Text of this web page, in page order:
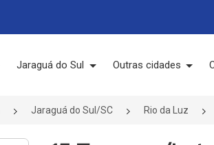
Jaraguá do Sul Outras cidades
Jaraguá do Sul/SC Rio da Luz